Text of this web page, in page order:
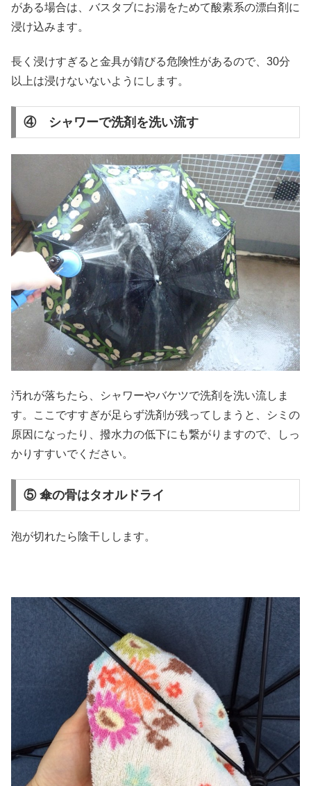
がある場合は、バスタブにお湯をためて酸素系の漂白剤に
浸け込みます。
長く浸けすぎると金具が錆びる危険性があるので、30分
以上は浸けないないようにします。
④ シャワーで洗剤を洗い流す
汚れが落ちたら、シャワーやバケツで洗剤を洗い流しま
す。ここですすぎが足らず洗剤が残ってしまうと、シミの
原因になったり、撥水力の低下にも繋がりますので、しっ
かりすすいでください。
⑤ 傘の骨はタオルドライ
泡が切れたら陰干しします。